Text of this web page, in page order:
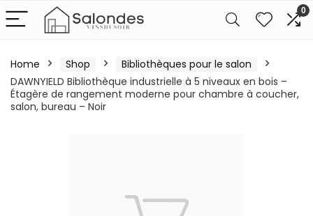
0
Home Shop
Bibliothèques pour le salon
DAWNYIELD Bibliothèque industrielle à 5 niveaux en bois –
Étagère de rangement moderne pour chambre à coucher,
salon, bureau – Noir